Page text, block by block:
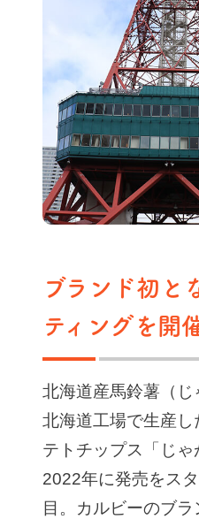
ブランド初と
ティングを開
北海道産馬鈴薯（じ
北海道工場で生産
テトチップス「じゃ
2022年に発売をス
目。カルビーのブ